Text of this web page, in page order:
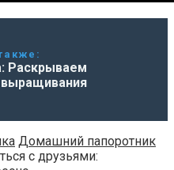
Раскрываем
Домашний папоротник
с друзьями: